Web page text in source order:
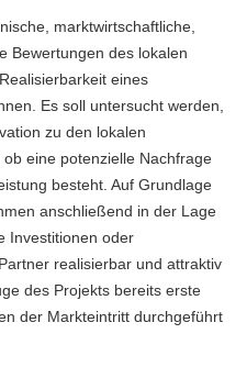
marktwirtschaftliche,
Bewertungen des lokalen
eines
Es soll untersucht werden,
zu den lokalen
eine potenzielle Nachfrage
besteht. Auf Grundlage
anschließend in der Lage
Investitionen oder
realisierbar und attraktiv
des Projekts bereits erste
der Markteintritt durchgeführt